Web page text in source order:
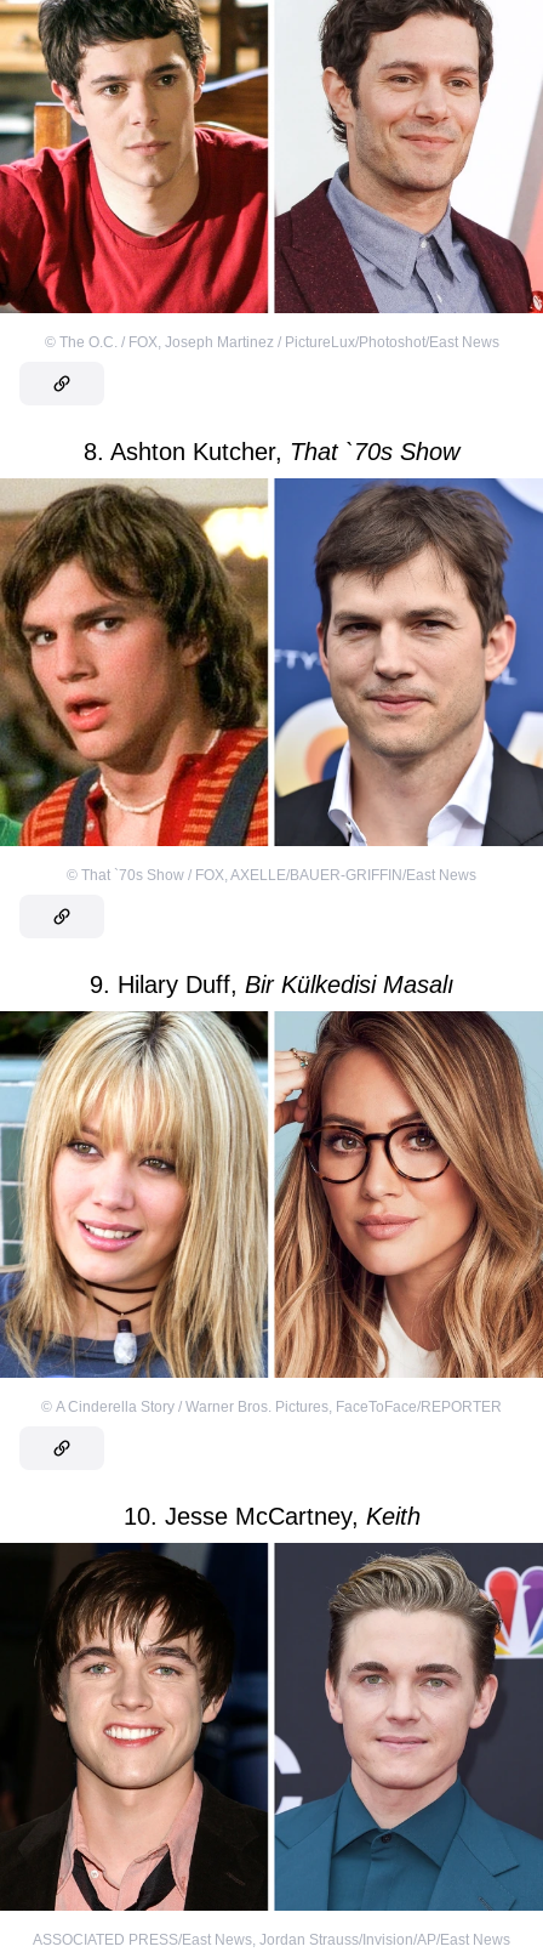
© The O.C. / FOX Joseph Martinez / PictureLux/Photoshot/East News
8. Ashton Kutcher, That `70s Show
© That `70s Show / FOX AXELLE/BAUER-GRIFFIN/East News
9. Hilary Duff, Bir Külkedisi Masalı
© A Cinderella Story / Warner Bros. Pictures, FaceToFace/REPORTER
10. Jesse McCartney, Keith
ASSOCIATED PRESS/East News, Jordan Strauss/Invision/AP/East News